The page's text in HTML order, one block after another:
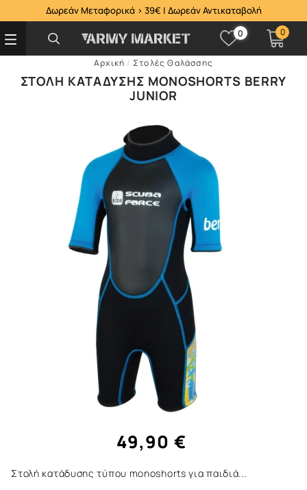
Δωρεάν Μεταφορικά > 39€ | Δωρεάν Αντικαταβολή
0 0
Αρχική / Στολές Θαλάσσης
ΣΤΟΛΉ ΚΑΤΆΔΥΣΗΣ MONOSHORTS BERRY
JUNIOR
49,90 €
Στολή κατάδυσης τύπου monoshorts για παιδιά...